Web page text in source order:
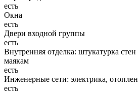
есть
Окна
есть
Двери входной группы
есть
Внутренняя отделка: штукатурка
маякам
есть
Инженерные сети: электрика,
есть